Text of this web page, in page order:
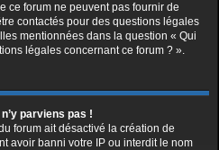
ce forum ne peuvent pas fournir de
contactés pour des questions légales
mentionnées dans la question « Qui
légales concernant ce forum ? ».
parviens pas !
forum ait désactivé la création de
avoir banni votre IP ou interdit le nom